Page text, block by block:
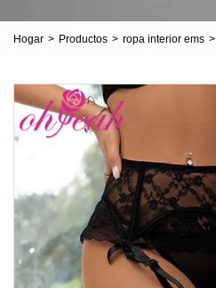
Hogar > Productos > ropa interior ems >